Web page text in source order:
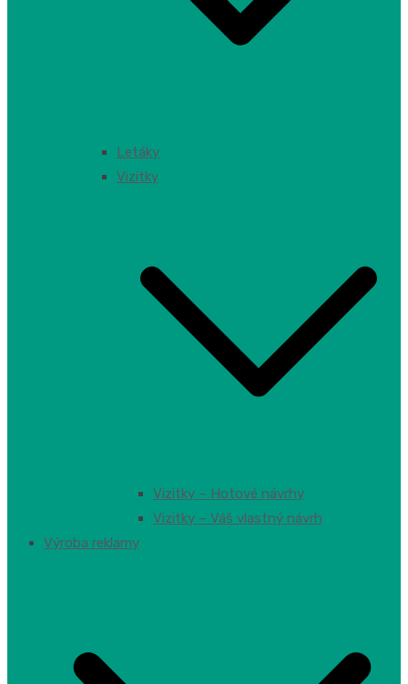
Letáky
Vizitky
Vizitky – Hotové návrhy
Vizitky – Váš vlastný návrh
Výroba reklamy